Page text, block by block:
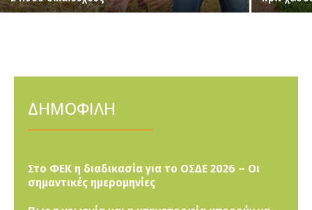
ΔΗΜΟΦΙΛΗ
Στο ΦΕΚ η διαδικασία για το ΟΣΔΕ 2026 – Οι
σημαντικές ημερομηνίες